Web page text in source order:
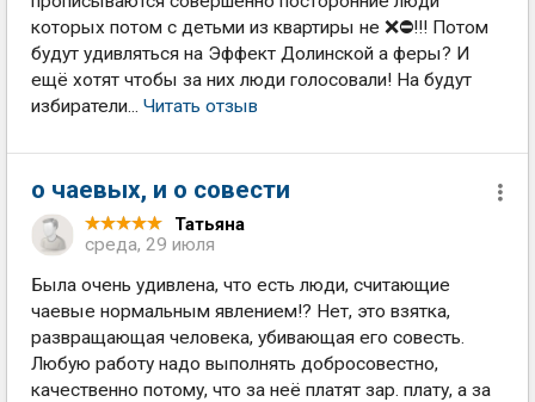
которых потом с детьми из квартиры не ❌⛔!!! Потом
будут удивляться на Эффект Долинской а феры? И
ещё хотят чтобы за них люди голосовали! На будут
избиратели... Читать отзыв
о чаевых, и о совести
Татьяна
среда, 29 июля
Была очень удивлена, что есть люди, считающие
чаевые нормальным явлением!? Нет, это взятка,
развращающая человека, убивающая его совесть.
Любую работу надо выполнять добросовестно,
качественно потому, что за неё платят зар. плату, а за